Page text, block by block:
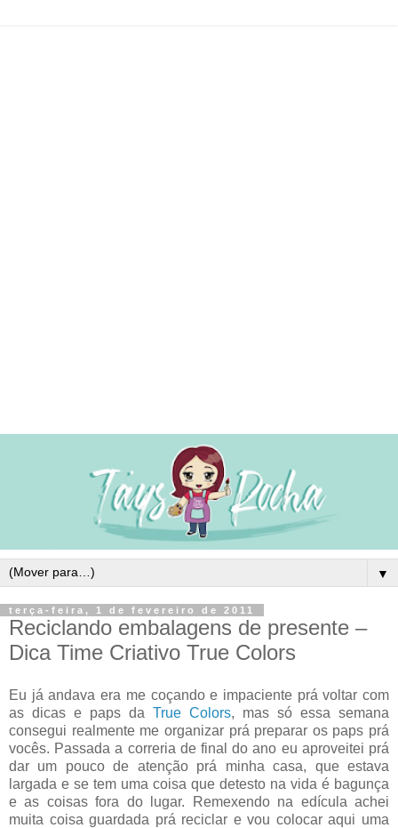
▼
terça-feira, 1 de fevereiro de 2011
Reciclando embalagens de presente –
Dica Time Criativo True Colors
Eu já andava era me coçando e impaciente prá voltar com
as dicas e paps da True Colors, mas só essa semana
consegui realmente me organizar prá preparar os paps prá
vocês. Passada a correria de final do ano eu aproveitei prá
dar um pouco de atenção prá minha casa, que estava
largada e se tem uma coisa que detesto na vida é bagunça
e as coisas fora do lugar. Remexendo na edícula achei
muita coisa guardada prá reciclar e vou colocar aqui uma